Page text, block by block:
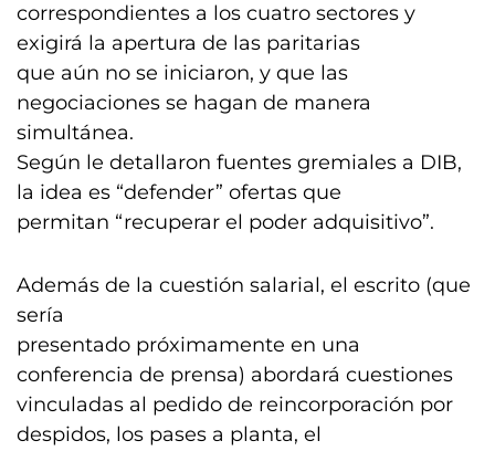
correspondientes a los cuatro sectores y
exigirá la apertura de las paritarias
que aún no se iniciaron, y que las
negociaciones se hagan de manera
simultánea.
Según le detallaron fuentes gremiales a DIB,
la idea es “defender” ofertas que
permitan “recuperar el poder adquisitivo”.
Además de la cuestión salarial, el escrito (que
sería
presentado próximamente en una
conferencia de prensa) abordará cuestiones
vinculadas al pedido de reincorporación por
despidos, los pases a planta, el